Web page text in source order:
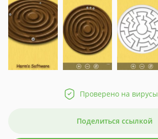
Проверено на вирусы
Поделиться ссылкой